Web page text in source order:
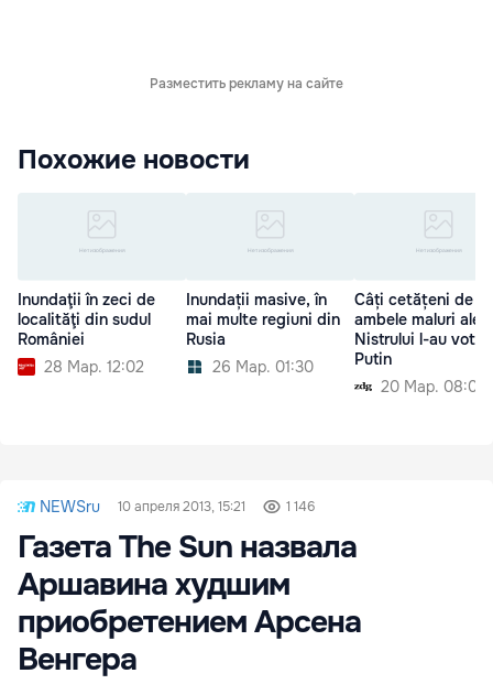
Разместить рекламу на сайте
Похожие новости
Inundaţii în zeci de
localităţi din sudul
României
28 Мар. 12:02
Inundații masive, în
mai multe regiuni din
Rusia
26 Мар. 01:30
Câți cetățeni de
ambele maluri ale
Nistrului l-au votat
Putin
20 Мар. 08:00
NEWSru 10 апреля 2013, 15:21 1 146
Газета The Sun назвала
Аршавина худшим
приобретением Арсена
Венгера